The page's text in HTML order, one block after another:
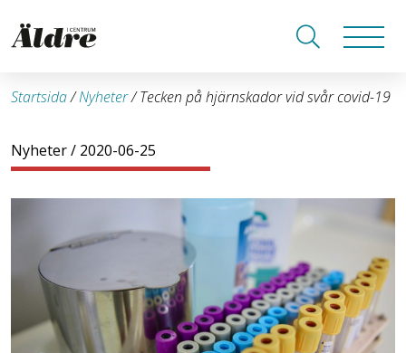
Startsida/Nyheter/Tecken på hjärnskador vid svår covid-19
Nyheter/ 2020-06-25